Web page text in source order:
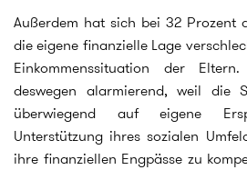
Außerdem hat sich bei 32 Prozent
die eigene finanzielle Lage
Einkommenssituation der
deswegen alarmierend, weil die
überwiegend auf eigene
Unterstützung ihres sozialen
ihre finanziellen Engpässe zu